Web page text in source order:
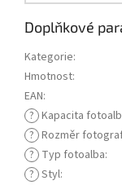
Doplňkové
Kategorie:
Hmotnost:
EAN:
? Kapacita
? Rozměr
? Typ fotoalba:
? Styl: